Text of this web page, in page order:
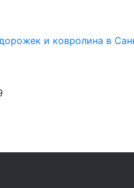
и ковролина в